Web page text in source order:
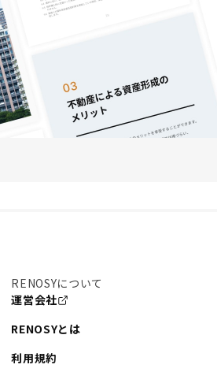
RENOSYについて
運営会社
RENOSYとは
利用規約